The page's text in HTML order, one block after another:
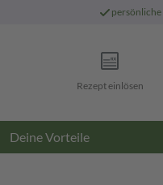
persönliche
Rezept einlösen
Deine Vorteile